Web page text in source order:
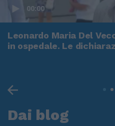
00:00
Leonardo Maria Del
in ospedale. Le
Dai blog